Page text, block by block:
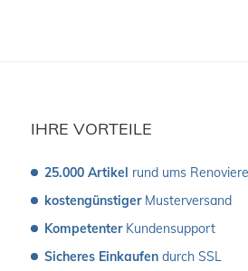
IHRE VORTEILE
25.000 Artikel rund ums
kostengünstiger Musterversand
Kompetenter Kundensupport
Sicheres Einkaufen durch SSL